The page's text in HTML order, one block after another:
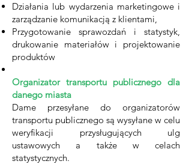
Działania lub wydarzenia marketingowe i
zarządzanie komunikacją z klientami,
Przygotowanie sprawozdań i statystyk,
drukowanie materiałów i projektowanie
produktów
Organizator transportu publicznego dla
danego miasta
Dame przesyłane do organizatorów
transportu publicznego są wysyłane w celu
weryfikacji przysługujących ulg
ustawowych a także w celach
statystycznych.